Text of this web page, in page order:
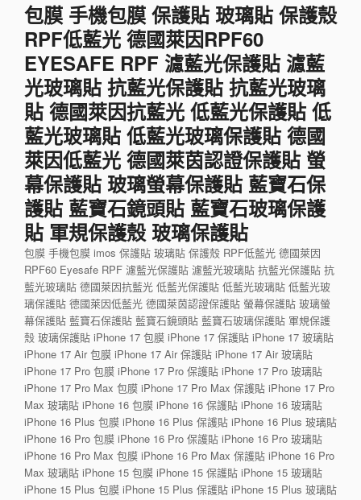
包膜 手機包膜 保護貼 玻璃貼 保護殼
RPF低藍光 德國萊因RPF60
EYESAFE RPF 濾藍光保護貼 濾藍
光玻璃貼 抗藍光保護貼 抗藍光玻璃
貼 德國萊因抗藍光 低藍光保護貼 低
藍光玻璃貼 低藍光玻璃保護貼 德國
萊因低藍光 德國萊茵認證保護貼 螢
幕保護貼 玻璃螢幕保護貼 藍寶石保
護貼 藍寶石鏡頭貼 藍寶石玻璃保護
貼 軍規保護殼 玻璃保護貼
包膜 手機包膜 imos 保護貼 玻璃貼 保護殼 RPF低藍光 德國萊因
RPF60 Eyesafe RPF 濾藍光保護貼 濾藍光玻璃貼 抗藍光保護貼 抗
藍光玻璃貼 德國萊因抗藍光 低藍光保護貼 低藍光玻璃貼 低藍光玻
璃保護貼 德國萊因低藍光 德國萊茵認證保護貼 螢幕保護貼 玻璃螢
幕保護貼 藍寶石保護貼 藍寶石鏡頭貼 藍寶石玻璃保護貼 軍規保護
殼 玻璃保護貼 iPhone 17 包膜 iPhone 17 保護貼 iPhone 17 玻璃貼
iPhone 17 Air 包膜 iPhone 17 Air 保護貼 iPhone 17 Air 玻璃貼
iPhone 17 Pro 包膜 iPhone 17 Pro 保護貼 iPhone 17 Pro 玻璃貼
iPhone 17 Pro Max 包膜 iPhone 17 Pro Max 保護貼 iPhone 17 Pro
Max 玻璃貼 iPhone 16 包膜 iPhone 16 保護貼 iPhone 16 玻璃貼
iPhone 16 Plus 包膜 iPhone 16 Plus 保護貼 iPhone 16 Plus 玻璃貼
iPhone 16 Pro 包膜 iPhone 16 Pro 保護貼 iPhone 16 Pro 玻璃貼
iPhone 16 Pro Max 包膜 iPhone 16 Pro Max 保護貼 iPhone 16 Pro
Max 玻璃貼 iPhone 15 包膜 iPhone 15 保護貼 iPhone 15 玻璃貼
iPhone 15 Plus 包膜 iPhone 15 Plus 保護貼 iPhone 15 Plus 玻璃貼